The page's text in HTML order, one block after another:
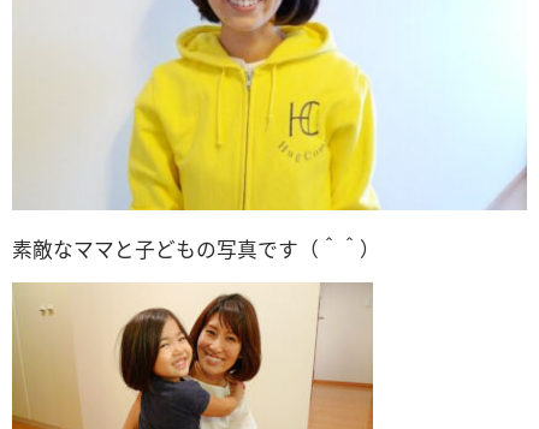
素敵なママと子どもの写真です（＾＾）